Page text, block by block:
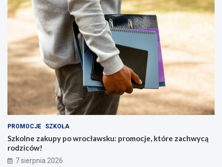
PROMOCJE SZKOŁA
Szkolne zakupy po wrocławsku: promocje, które zachwycą
rodziców!
7 sierpnia 2026